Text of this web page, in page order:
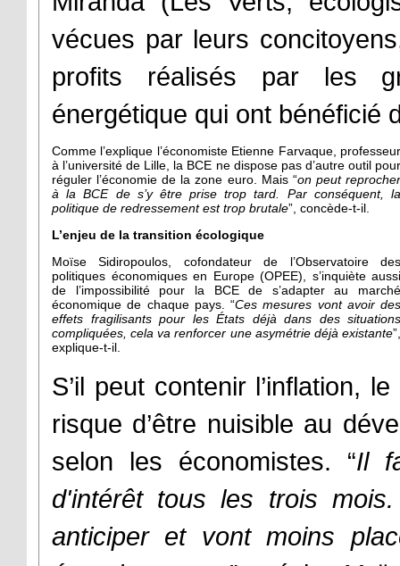
vécues par leurs
profits réalisés par les
énergétique qui ont bénéficié
Comme l’explique l’économiste Etienne Farvaque, professeur
à l’université de Lille, la BCE ne dispose pas d’autre outil pour
réguler l’économie de la zone euro. Mais “on peut
à la BCE de s’y être prise trop tard. Par conséquent, la
politique de redressement est trop brutale”, concède-t-il.
L’enjeu de la transition écologique
Moïse Sidiropoulos, cofondateur de l’Observatoire des
politiques économiques en Europe (OPEE), s’inquiète aussi
de l’impossibilité pour la BCE de s’adapter au marché
économique de chaque pays. “Ces mesures vont avoir des
effets fragilisants pour les États déjà dans des situations
compliquées, cela va renforcer une asymétrie déjà existante”,
explique-t-il.
S’il peut contenir l’inflation,
risque d’être nuisible au
selon les économistes. “Il
d'intérêt tous les trois
anticiper et vont moins